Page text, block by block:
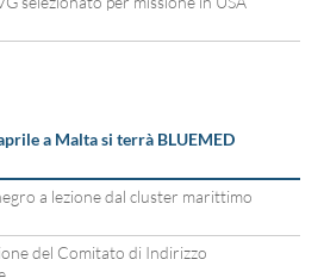
a Malta si terrà BLUEMED
a lezione dal cluster marittimo
del Comitato di Indirizzo